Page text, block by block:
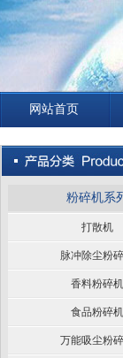
网站首页
粉碎机系
打散机
脉冲除尘粉
香料粉碎机
食品粉碎机
万能吸尘粉